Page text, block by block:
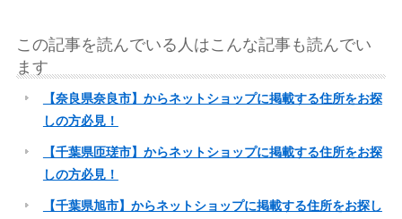
この記事を読んでいる人はこんな記事も読んでい
ます
【奈良県奈良市】からネットショップに掲載する住所をお探
しの方必見！
【千葉県匝瑳市】からネットショップに掲載する住所をお探
しの方必見！
【千葉県旭市】からネットショップに掲載する住所をお探し